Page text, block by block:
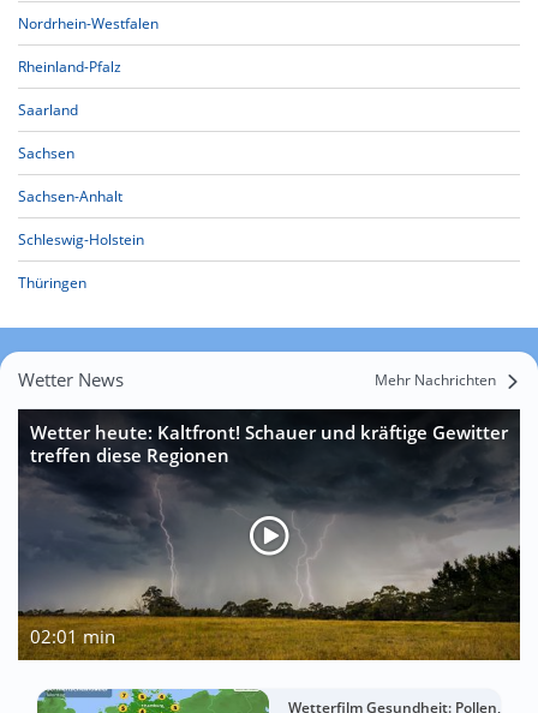
Nordrhein-Westfalen
Rheinland-Pfalz
Saarland
Sachsen
Sachsen-Anhalt
Schleswig-Holstein
Thüringen
Wetter News Mehr Nachrichten
Wetter heute: Kaltfront! Schauer und kräftige Gewitter
treffen diese Regionen
02:01 min
Wetterfilm Gesundheit: Pollen,